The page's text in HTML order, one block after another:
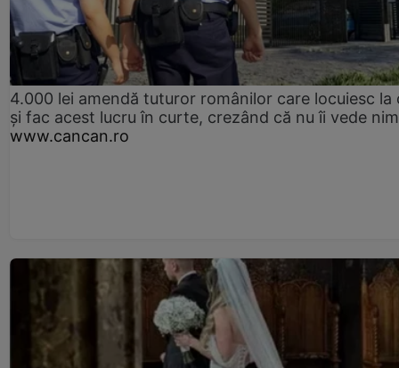
4.000 lei amendă tuturor românilor care locuiesc la
și fac acest lucru în curte, crezând că nu îi vede
www.cancan.ro